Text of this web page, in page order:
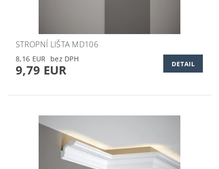
STROPNÍ LIŠTA MD106
8,16 EUR
9,79 EUR DETAIL